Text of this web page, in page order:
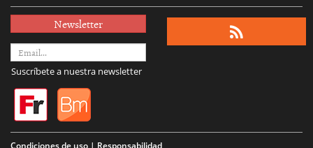
Newsletter
Suscríbete a nuestra newsletter
Condiciones de uso | Responsabilidad